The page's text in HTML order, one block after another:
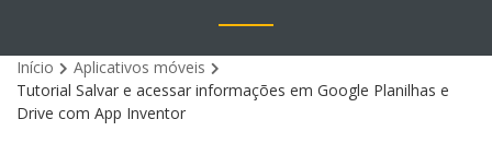
Início
Aplicativos móveis
Tutorial Salvar e acessar informações em Google Planilhas e
Drive com App Inventor